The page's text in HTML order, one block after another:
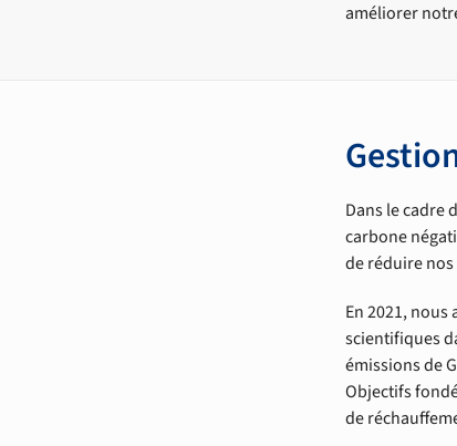
améliorer
Dans le cadre
carbone
de réduire
En 2021,
scientifiques
émissions de
Objectifs
de